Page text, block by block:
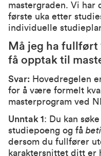
mastergraden. Vi
første uka etter
individuelle
Må jeg ha fullført
få opptak til
Svar: Hovedregelen
for å være formelt
masterprogram ved
Unntak 1: Du kan
studiepoeng og få
dersom du fullfører
karaktersnittet ditt er